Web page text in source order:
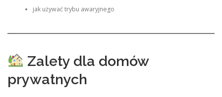
jak używać trybu awaryjnego
Zalety dla domów
prywatnych